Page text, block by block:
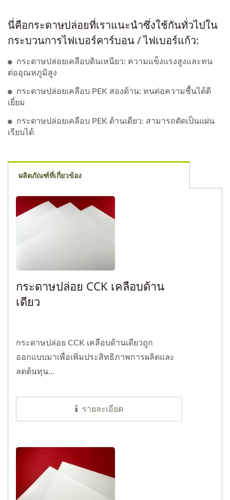
นี่คือกระดาษปล่อยที่เราแนะนำซึ่งใช้กันทั่วไปใน
กระบวนการไฟเบอร์คาร์บอน / ไฟเบอร์แก้ว:
กระดาษปล่อยเคลือบดินเหนียว: ความแข็งแรงสูงและทน
ต่ออุณหภูมิสูง
กระดาษปล่อยเคลือบ PEK สองด้าน: ทนต่อความชื้นได้ดี
เยี่ยม
กระดาษปล่อยเคลือบ PEK ด้านเดียว: สามารถตัดเป็นแผ่น
เรียบได้
ผลิตภัณฑ์ที่เกี่ยวข้อง
กระดาษปล่อย CCK เคลือบด้าน
เดียว
กระดาษปล่อย CCK เคลือบด้านเดียวถูก
ออกแบบมาเพื่อเพิ่มประสิทธิภาพการผลิตและ
ลดต้นทุน...
รายละเอียด